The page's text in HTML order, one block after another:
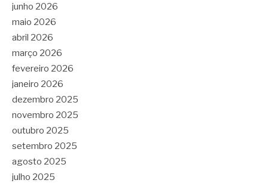
junho 2026
maio 2026
abril 2026
março 2026
fevereiro 2026
janeiro 2026
dezembro 2025
novembro 2025
outubro 2025
setembro 2025
agosto 2025
julho 2025